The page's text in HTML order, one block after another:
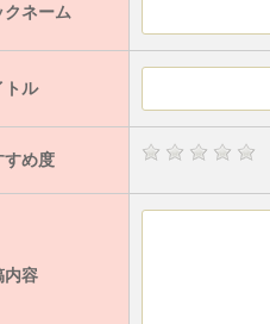
クネーム
トル
すめ度
内容